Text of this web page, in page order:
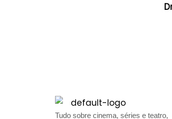
Tudo sobre cinema, séries e teatro,